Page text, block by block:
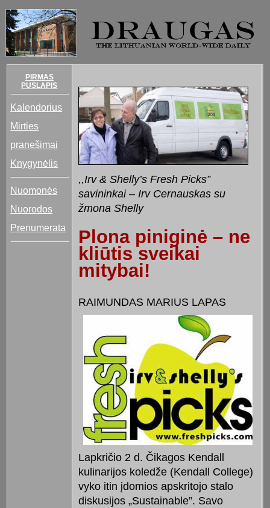
PIRMAS
PUSLAPIS
Kalendorius
Mirties
pranešimai
Knygynėlis
Nuomonės
Nuorodos
Prenumerata
,,Irv & Shelly’s Fresh Picks”
savininkai – Irv Cernauskas su
žmona Shelly
Plona piniginė – ne
kliūtis sveikai
mitybai!
RAIMUNDAS MARIUS LAPAS
Lapkričio 2 d. Čikagos Kendall
kulinarijos koledže (Kendall College)
vyko itin įdomios apskritojo stalo
diskusijos „Sustainable”. Savo